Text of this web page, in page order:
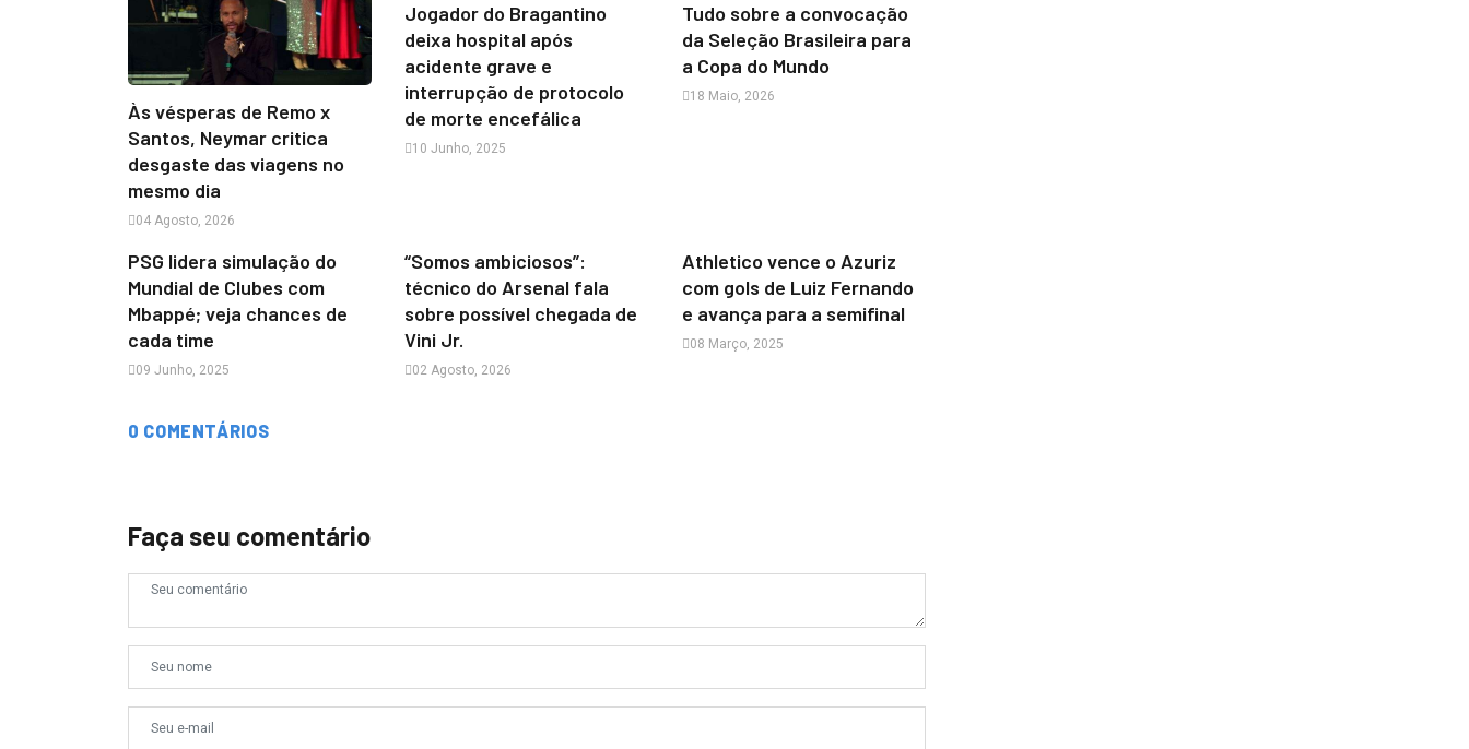
Às vésperas de Remo x
Santos, Neymar critica
desgaste das viagens no
mesmo dia
04 Agosto, 2026
Jogador do Bragantino
deixa hospital após
acidente grave e
interrupção de protocolo
de morte encefálica
10 Junho, 2025
Tudo sobre a convocação
da Seleção Brasileira para
a Copa do Mundo
18 Maio, 2026
PSG lidera simulação do
Mundial de Clubes com
Mbappé; veja chances de
cada time
09 Junho, 2025
“Somos ambiciosos”:
técnico do Arsenal fala
sobre possível chegada de
Vini Jr.
02 Agosto, 2026
Athletico vence o Azuriz
com gols de Luiz Fernando
e avança para a semifinal
08 Março, 2025
0 COMENTÁRIOS
Faça seu comentário